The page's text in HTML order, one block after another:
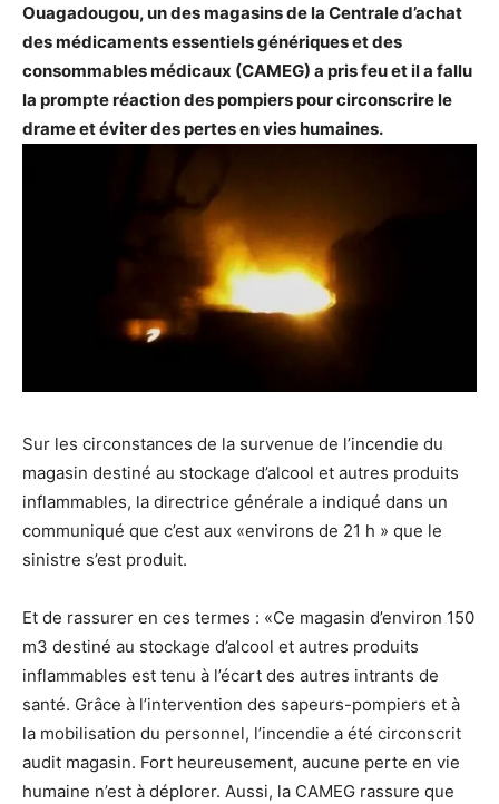
Ouagadougou, un des magasins de la Centrale d’achat
des médicaments essentiels génériques et des
consommables médicaux (CAMEG) a pris feu et il a fallu
la prompte réaction des pompiers pour circonscrire le
drame et éviter des pertes en vies humaines.
Sur les circonstances de la survenue de l’incendie du
magasin destiné au stockage d’alcool et autres produits
inflammables, la directrice générale a indiqué dans un
communiqué que c’est aux «environs de 21 h » que le
sinistre s’est produit.
Et de rassurer en ces termes : «Ce magasin d’environ 150
m3 destiné au stockage d’alcool et autres produits
inflammables est tenu à l’écart des autres intrants de
santé. Grâce à l’intervention des sapeurs-pompiers et à
la mobilisation du personnel, l’incendie a été circonscrit
audit magasin. Fort heureusement, aucune perte en vie
humaine n’est à déplorer. Aussi, la CAMEG rassure que